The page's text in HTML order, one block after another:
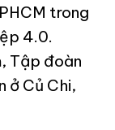
trong
4.0.
Tập đoàn
ở Củ Chi,